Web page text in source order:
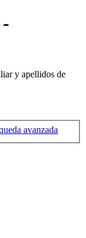
y apellidos de
avanzada